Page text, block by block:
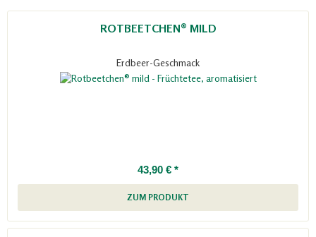
ROTBEETCHEN® MILD
Erdbeer-Geschmack
43,90 € *
ZUM PRODUKT